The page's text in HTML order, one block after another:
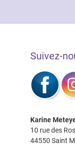
Suivez-
Karine
10 rue des
44550 Saint